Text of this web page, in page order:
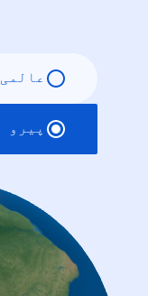
عالمی
پیرو